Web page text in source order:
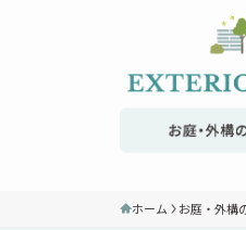
ホーム お庭・外構